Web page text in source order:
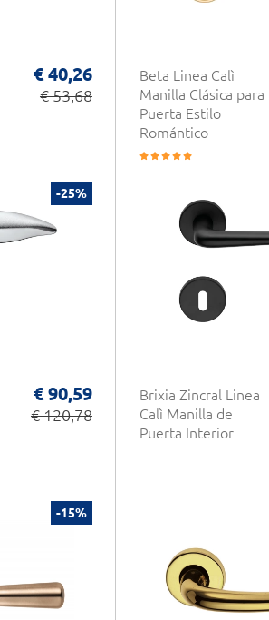
€ 40,26
€ 53,68
Beta Linea Calì
Manilla Clásica para
Puerta Estilo
Romántico
-25%
€ 90,59
€ 120,78
Brixia Zincral Linea
Calì Manilla de
Puerta Interior
-15%